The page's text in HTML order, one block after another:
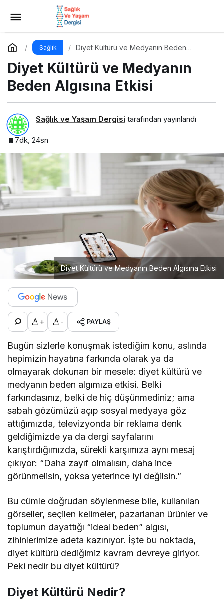
Sağlık
Diyet Kültürü ve Medyanın Beden
Diyet Kültürü ve Medyanın
Beden Algısına Etkisi
Sağlık ve Yaşam Dergisi tarafından yayınlandı
7dk, 24sn
Diyet Kültürü ve Medyanın Beden Algısına Etkisi
+ - PAYLAŞ
Bugün sizlerle konuşmak istediğim konu, aslında
hepimizin hayatına farkında olarak ya da
olmayarak dokunan bir mesele: diyet kültürü ve
medyanın beden algımıza etkisi. Belki
farkındasınız, belki de hiç düşünmediniz; ama
sabah gözümüzü açıp sosyal medyaya göz
attığımızda, televizyonda bir reklama denk
geldiğimizde ya da dergi sayfalarını
karıştırdığımızda, sürekli karşımıza aynı mesaj
çıkıyor: “Daha zayıf olmalısın, daha ince
görünmelisin, yoksa yeterince iyi değilsin.”
Bu cümle doğrudan söylenmese bile, kullanılan
görseller, seçilen kelimeler, pazarlanan ürünler ve
toplumun dayattığı “ideal beden” algısı,
zihinlerimize adeta kazınıyor. İşte bu noktada,
diyet kültürü dediğimiz kavram devreye giriyor.
Peki nedir bu diyet kültürü?
Diyet Kültürü Nedir?
Kefir, Kombucha, Kimchi: Fermente Gıdalar
Sağlıkta Yeni Trend mi?
Yorum Yap